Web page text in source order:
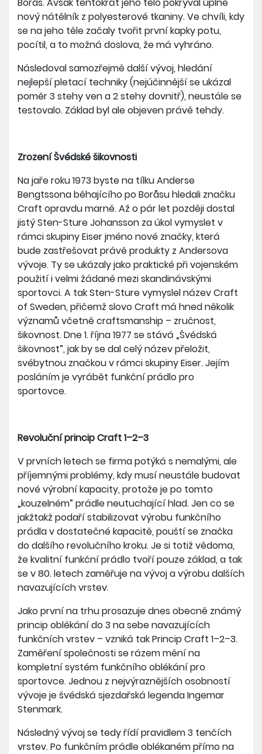
nový nátělník z polyesterové tkaniny. Ve chvíli, kdy
se na jeho těle začaly tvořit první kapky potu,
pocítil, a to možná doslova, že má vyhráno.
Následoval samozřejmě další vývoj, hledání
nejlepší pletací techniky (nejúčinnější se ukázal
poměr 3 stehy ven a 2 stehy dovnitř), neustále se
testovalo. Základ byl ale objeven právě tehdy.
Zrození Švédské šikovnosti
Na jaře roku 1973 byste na tílku Anderse
Bengtssona běhajícího po Boråsu hledali značku
Craft opravdu marně. Až o pár let později dostal
jistý Sten-Sture Johansson za úkol vymyslet v
rámci skupiny Eiser jméno nové značky, která
bude zastřešovat právě produkty z Andersova
vývoje. Ty se ukázaly jako praktické při vojenském
použití i velmi žádané mezi skandinávskými
sportovci. A tak Sten-Sture vymyslel název Craft
of Sweden, přičemž slovo Craft má hned několik
významů včetně craftsmanship – zručnost,
šikovnost. Dne 1. října 1977 se stává „Švédská
šikovnost”, jak by se dal celý název přeložit,
svébytnou značkou v rámci skupiny Eiser. Jejím
posláním je vyrábět funkční prádlo pro
sportovce.
Revoluční princip Craft 1–2–3
V prvních letech se firma potýká s nemalými, ale
příjemnými problémy, kdy musí neustále budovat
nové výrobní kapacity, protože je po tomto
„kouzelném” prádle neutuchající hlad. Jen co se
jakžtakž podaří stabilizovat výrobu funkčního
prádla v dostatečné kapacitě, pouští se značka
do dalšího revolučního kroku. Je si totiž vědoma,
že kvalitní funkční prádlo tvoří pouze základ, a tak
se v 80. letech zaměřuje na vývoj a výrobu dalších
navazujících vrstev.
Jako první na trhu prosazuje dnes obecně známý
princip oblékání do 3 na sebe navazujících
funkčních vrstev – vzniká tak Princip Craft 1–2–3.
Zaměření společnosti se rázem mění na
kompletní systém funkčního oblékání pro
sportovce. Jednou z nejvýraznějších osobností
vývoje je švédská sjezdařská legenda Ingemar
Stenmark.
Následný vývoj se tedy řídí pravidlem 3 tenčích
vrstev. Po funkčním prádle oblékaném přímo na